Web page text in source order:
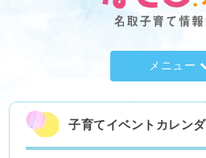
メニュー
子育てイベントカレン